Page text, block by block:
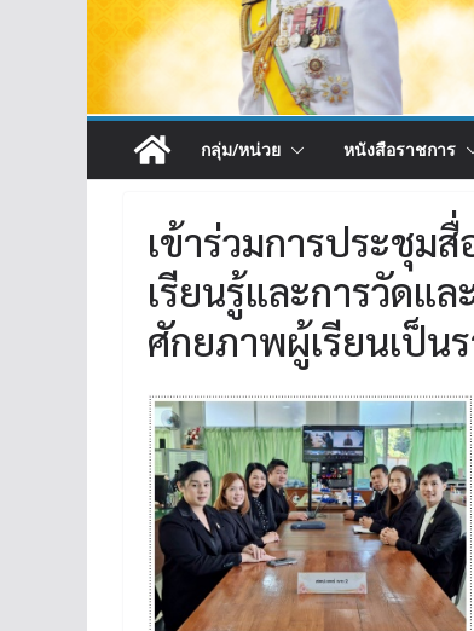
กลุ่ม/หน่วย หนังสือราชการ
เข้าร่วมการประชุมสื่
เรียนรู้และการวัดแ
ศักยภาพผู้เรียนเป็น